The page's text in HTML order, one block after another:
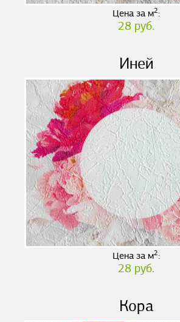
Цена за м2:
28 руб.
Иней
Цена за м2:
28 руб.
Кора